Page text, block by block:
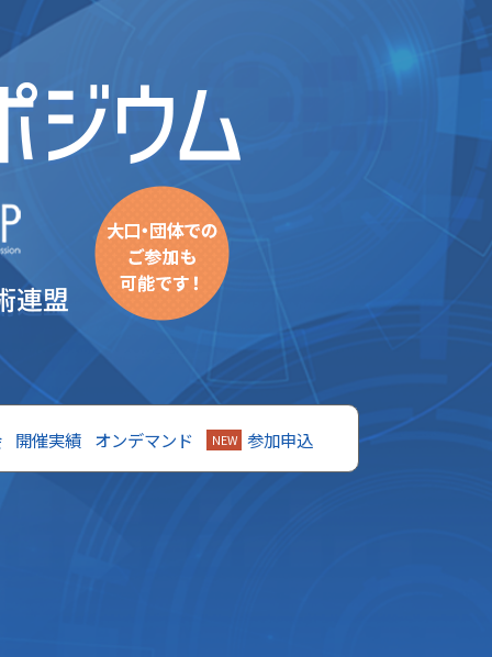
開催実績 オンデマンド NEW 参加申込